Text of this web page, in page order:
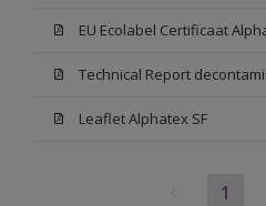
EU Ecolabel Certificaat
Leaflet Alphatex SF
1